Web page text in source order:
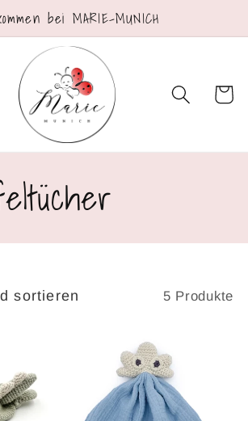
bei MARIE-MUNICH
sortieren 5 Produkte